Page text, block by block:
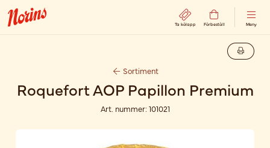
Ta kölapp Förbeställ Meny
Sortiment
Roquefort AOP Papillon Premium
Art. nummer: 101021